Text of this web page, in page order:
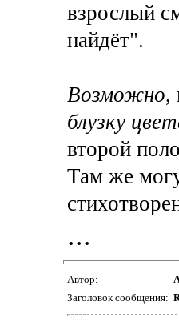
взрослый
найдёт".
Возможно,
блузку
второй
Там же
...
Автор:
Заголовок сообщения: